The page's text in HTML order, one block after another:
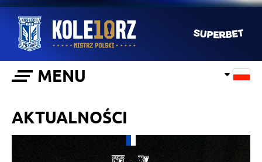
MENU
AKTUALNOŚCI